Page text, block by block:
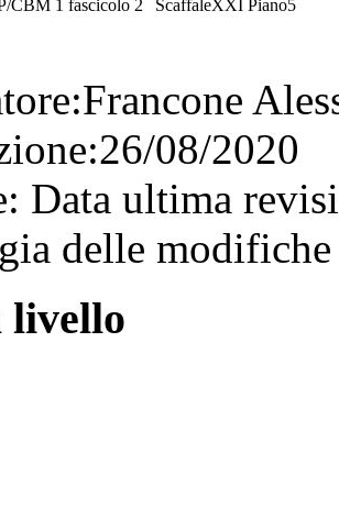
CBM 1 fascicolo 2 ScaffaleXXI Piano5
Francone
26/08/2020
Data ultima
delle
livello